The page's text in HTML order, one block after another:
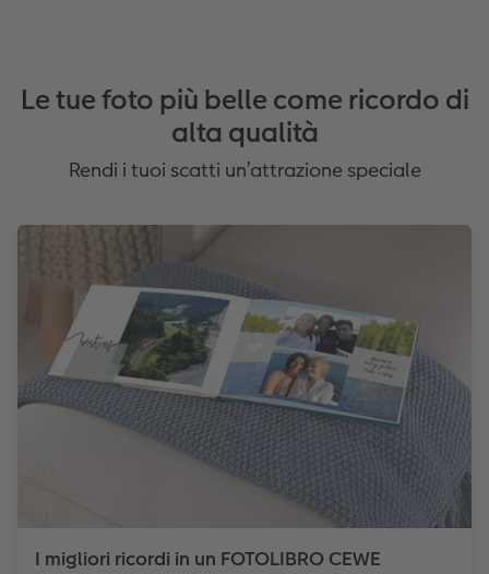
Le tue foto più belle come ricordo di
alta qualità
Rendi i tuoi scatti un’attrazione speciale
I migliori ricordi in un FOTOLIBRO CEWE